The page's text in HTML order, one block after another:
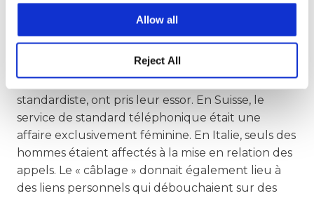
Allow all
Reject All
d’une prouesse en matière d’innovation », déclare
Précurseurs des sites de rencontre virtuels
De nouveaux métiers, tels que celui de
standardiste, ont pris leur essor. En Suisse, le
service de standard téléphonique était une
affaire exclusivement féminine. En Italie, seuls des
hommes étaient affectés à la mise en relation des
appels. Le « câblage » donnait également lieu à
des liens personnels qui débouchaient sur des